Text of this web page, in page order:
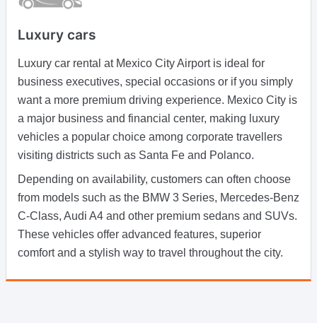
Luxury cars
Luxury car rental at Mexico City Airport is ideal for
business executives, special occasions or if you simply
want a more premium driving experience. Mexico City is
a major business and financial center, making luxury
vehicles a popular choice among corporate travellers
visiting districts such as Santa Fe and Polanco.
Depending on availability, customers can often choose
from models such as the BMW 3 Series, Mercedes-Benz
C-Class, Audi A4 and other premium sedans and SUVs.
These vehicles offer advanced features, superior
comfort and a stylish way to travel throughout the city.